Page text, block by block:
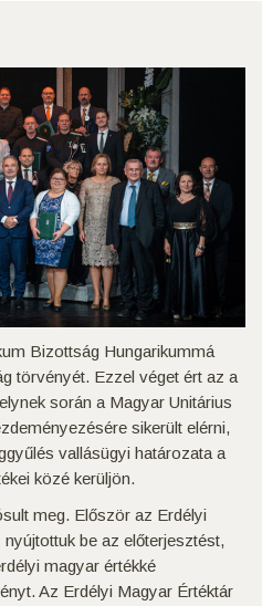
Bizottság Hungarikummá
törvényét. Ezzel véget ért az a
során a Magyar Unitárius
sikerült elérni,
vallásügyi határozata a
közé kerüljön.
meg. Először az Erdélyi
be az előterjesztést,
magyar értékké
Az Erdélyi Magyar Értéktár